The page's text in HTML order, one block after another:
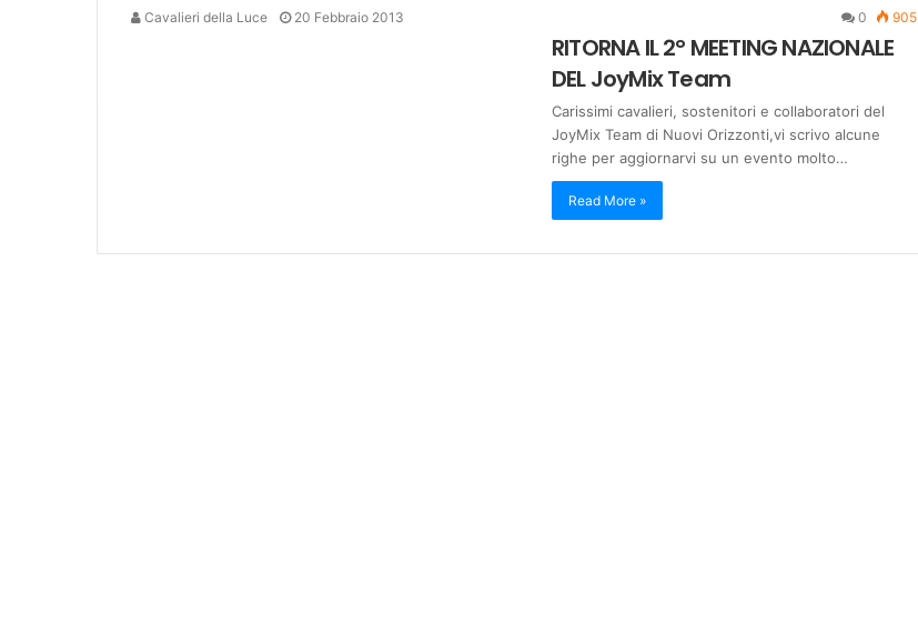
Cavalieri della Luce 20 Febbraio 2013 0 905
RITORNA IL 2° MEETING NAZIONALE
DEL JoyMix Team
Carissimi cavalieri, sostenitori e collaboratori del
JoyMix Team di Nuovi Orizzonti,vi scrivo alcune
righe per aggiornarvi su un evento molto…
Read More »